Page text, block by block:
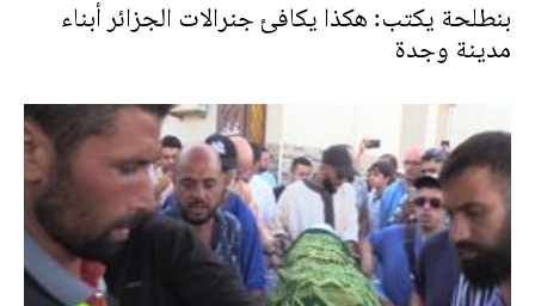
بنطلحة يكتب: هكذا يكافئ جنرالات الجزائر أبناء
مدينة وجدة